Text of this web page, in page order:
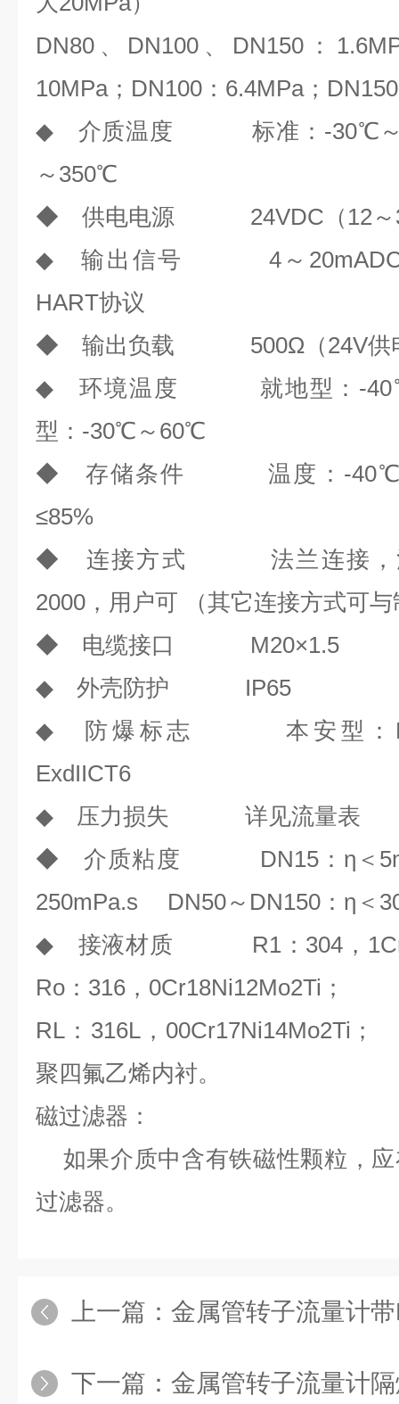
DN80、DN100、DN150：
10MPa；DN100：6.4MPa；
◆ 介质温度 标准：-30℃～
～350℃
◆ 供电电源 24VDC（12～
◆ 输出信号 4～20mADC
HART协议
◆ 输出负载 500Ω（24V供
◆ 环境温度 就地型：-
型：-30℃～60℃
◆ 存储条件 温度：-
≤85%
◆ 连接方式 法兰连接，法
2000，用户可 （其它连接方式可
◆ 电缆接口 M20×1.5
◆ 外壳防护 IP65
◆ 防爆标志 本安型：
ExdIICT6
◆ 压力损失 详见流量表
◆ 介质粘度 DN15：η＜
250mPa.s DN50～DN150：η＜
◆ 接液材质 R1：304
Ro：316，0Cr18Ni12Mo2Ti；
RL：316L，00Cr17Ni14Mo2Ti
聚四氟乙烯内衬。
磁过滤器：
如果介质中含有铁磁性颗粒，
过滤器。
上一篇： 金属管转子流量计
下一篇： 金属管转子流量计